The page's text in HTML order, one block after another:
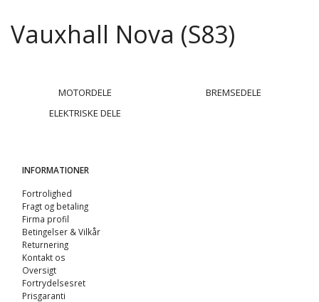
Vauxhall Nova (S83)
MOTORDELE
BREMSEDELE
ELEKTRISKE DELE
INFORMATIONER
Fortrolighed
Fragt og betaling
Firma profil
Betingelser & Vilkår
Returnering
Kontakt os
Oversigt
Fortrydelsesret
Prisgaranti